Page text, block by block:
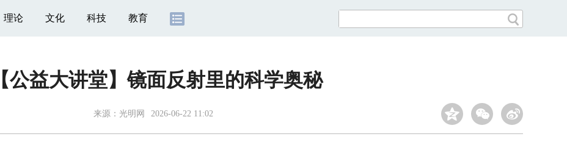
理论 文化 科技 教育
【公益大讲堂】镜面反射里的科学奥秘
来源： 光明网 2026-06-22 11:02